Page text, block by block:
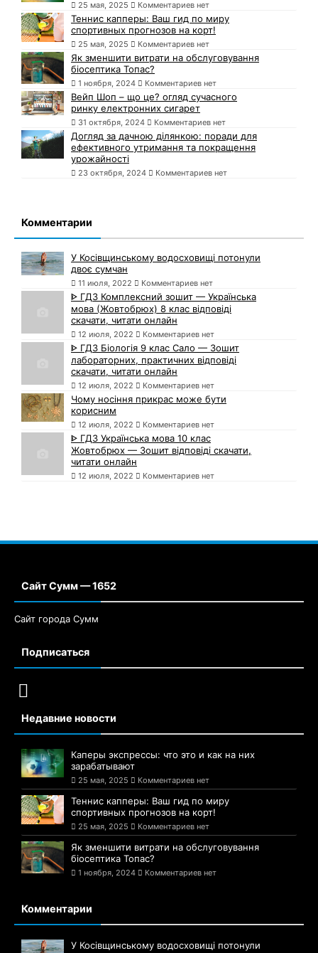
25 мая, 2025 Комментариев нет
Теннис капперы: Ваш гид по миру
спортивных прогнозов на корт!
25 мая, 2025 Комментариев нет
Як зменшити витрати на обслуговування
біосептика Топас?
1 ноября, 2024 Комментариев нет
Вейп Шоп – що це? огляд сучасного
ринку електронних сигарет
31 октября, 2024 Комментариев нет
Догляд за дачною ділянкою: поради для
ефективного утримання та покращення
урожайності
23 октября, 2024 Комментариев нет
Комментарии
У Косівщинському водосховищі потонули
двоє сумчан
11 июля, 2022 Комментариев нет
ᐈ ГДЗ Комплексний зошит — Українська
мова (Жовтобрюх) 8 клас відповіді
скачати, читати онлайн
12 июля, 2022 Комментариев нет
ᐈ ГДЗ Біологія 9 клас Сало — Зошит
лабораторних, практичних відповіді
скачати, читати онлайн
12 июля, 2022 Комментариев нет
Чому носіння прикрас може бути
корисним
12 июля, 2022 Комментариев нет
ᐈ ГДЗ Українська мова 10 клас
Жовтобрюх — Зошит відповіді скачати,
читати онлайн
12 июля, 2022 Комментариев нет
Сайт Сумм — 1652
Сайт города Сумм
Подписаться
Недавние новости
Каперы экспрессы: что это и как на них
зарабатывают
25 мая, 2025 Комментариев нет
Теннис капперы: Ваш гид по миру
спортивных прогнозов на корт!
25 мая, 2025 Комментариев нет
Як зменшити витрати на обслуговування
біосептика Топас?
1 ноября, 2024 Комментариев нет
Комментарии
У Косівщинському водосховищі потонули